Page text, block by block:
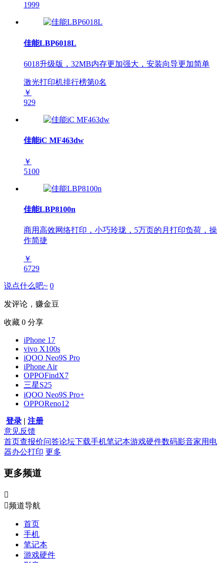
1999
佳能LBP6018L
6018升级版，32MB内存更加强大，安装向导更加简单
激光打印机排行榜第0名
￥
929
佳能iC MF463dw
￥
5100
佳能LBP8100n
商用高效网络打印，小巧玲珑，5万页的月打印负荷，操
作简捷
￥
6729
说点什么吧~ 0
发评论，赚金豆
收藏 0 分享
iPhone 17
vivo X100s
iQOO Neo9S Pro
iPhone Air
OPPOFindX7
三星S25
iQOO Neo9S Pro+
OPPOReno12
登录 | 注册
意见反馈
首页查报价问答论坛下载手机笔记本游戏硬件数码影音家用电
器办公打印 更多
更多频道

频道导航
首页
手机
笔记本
游戏硬件